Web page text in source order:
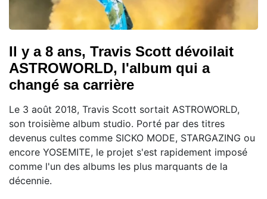
Il y a 8 ans, Travis Scott dévoilait
ASTROWORLD, l'album qui a
changé sa carrière
Le 3 août 2018, Travis Scott sortait ASTROWORLD,
son troisième album studio. Porté par des titres
devenus cultes comme SICKO MODE, STARGAZING ou
encore YOSEMITE, le projet s'est rapidement imposé
comme l'un des albums les plus marquants de la
décennie.